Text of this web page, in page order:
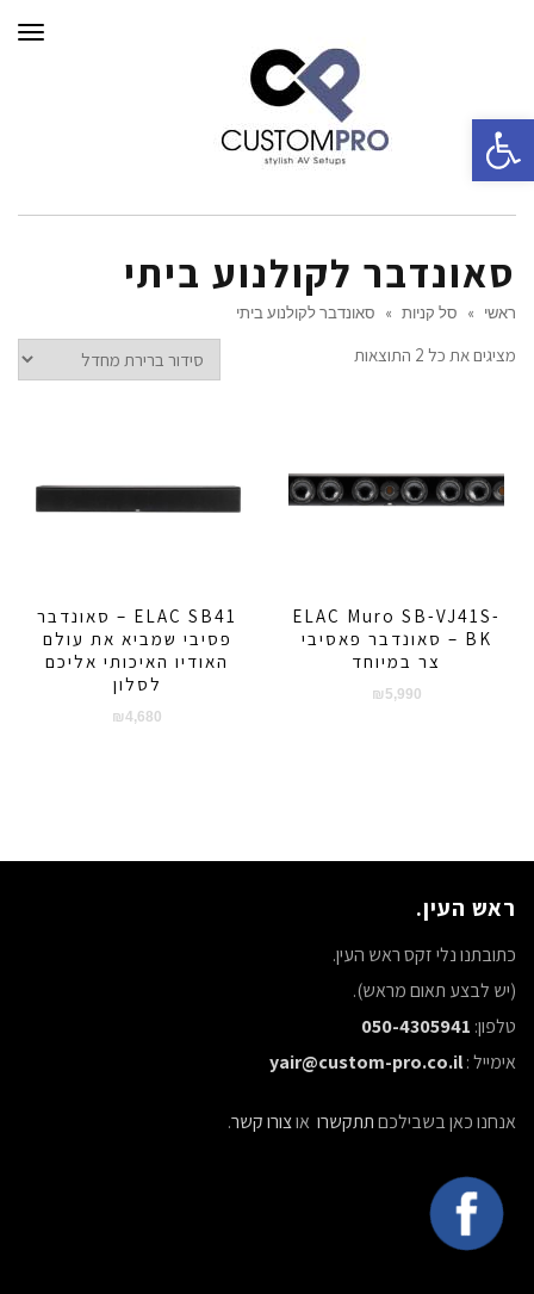
סאונדבר לקולנוע ביתי
ראשי » סל קניות » סאונדבר לקולנוע ביתי
מציגים את כל ⁦2⁩ התוצאות
ELAC Muro SB-VJ41S-
BK – סאונדבר פאסיבי
צר במיוחד
₪ 5,990
ELAC SB41 – סאונדבר
פסיבי שמביא את עולם
האודיו האיכותי אליכם
לסלון
₪4,680
ראש העין.
כתובתנו נלי זקס ראש העין.
(יש לבצע תאום מראש).
טלפון: 050-4305941
אימייל :yair@custom-pro.co.il
אנחנו כאן בשבילכםתתקשרו אוצורו קשר.
פתח סרגל נגישות